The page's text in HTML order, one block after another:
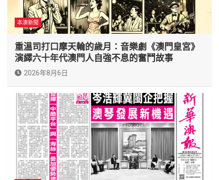
本澳新聞
重溫司打口摩天輪的歲月：音樂劇《澳門皇宮》
演繹六十年代澳門人自強不息的奮鬥故事
2026年8月6日